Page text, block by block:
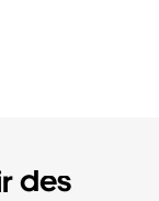
des